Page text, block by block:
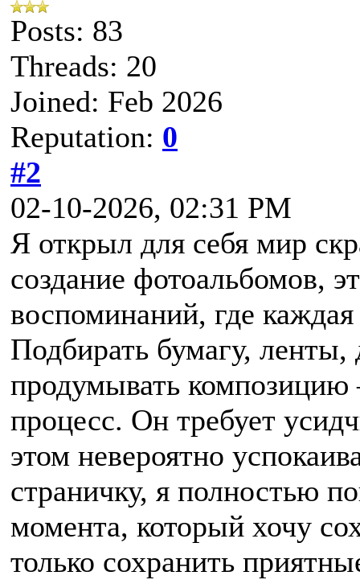
Posts: 83
Threads: 20
Joined: Feb 2026
Reputation: 0
#2
02-10-2026, 02:31 PM
Я открыл для себя мир
создание фотоальбомов,
воспоминаний, где
Подбирать бумагу,
продумывать композицию
процесс. Он требует
этом невероятно
страничку, я полностью
момента, который хочу
только сохранить